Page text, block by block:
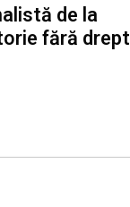
de la
fără drept